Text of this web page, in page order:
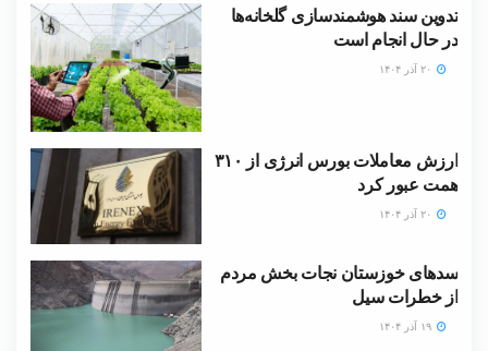
تدوین سند هوشمندسازی گلخانه‌ها
در حال انجام است
ارزش معاملات بورس انرژی از ۳۱۰
همت عبور کرد
سدهای خوزستان نجات بخش مردم
از خطرات سیل